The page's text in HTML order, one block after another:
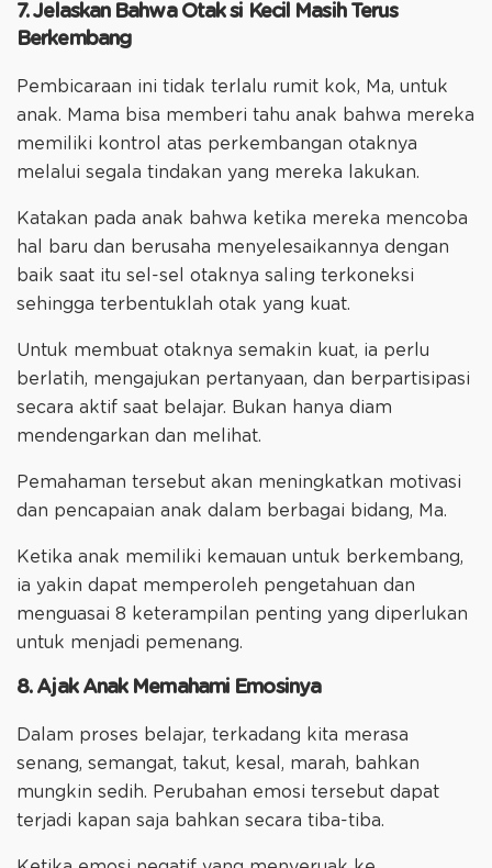
7. Jelaskan Bahwa Otak si Kecil Masih Terus
Berkembang
Pembicaraan ini tidak terlalu rumit kok, Ma, untuk
anak. Mama bisa memberi tahu anak bahwa mereka
memiliki kontrol atas perkembangan otaknya
melalui segala tindakan yang mereka lakukan.
Katakan pada anak bahwa ketika mereka mencoba
hal baru dan berusaha menyelesaikannya dengan
baik saat itu sel-sel otaknya saling terkoneksi
sehingga terbentuklah otak yang kuat.
Untuk membuat otaknya semakin kuat, ia perlu
berlatih, mengajukan pertanyaan, dan berpartisipasi
secara aktif saat belajar. Bukan hanya diam
mendengarkan dan melihat.
Pemahaman tersebut akan meningkatkan motivasi
dan pencapaian anak dalam berbagai bidang, Ma.
Ketika anak memiliki kemauan untuk berkembang,
ia yakin dapat memperoleh pengetahuan dan
menguasai 8 keterampilan penting yang diperlukan
untuk menjadi pemenang.
8. Ajak Anak Memahami Emosinya
Dalam proses belajar, terkadang kita merasa
senang, semangat, takut, kesal, marah, bahkan
mungkin sedih. Perubahan emosi tersebut dapat
terjadi kapan saja bahkan secara tiba-tiba.